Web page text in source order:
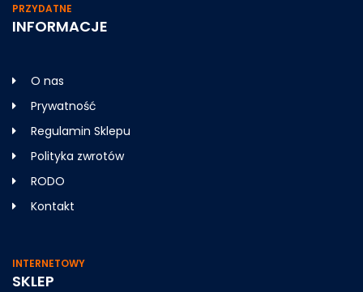
PRZYDATNE
INFORMACJE
O nas
Prywatność
Regulamin Sklepu
Polityka zwrotów
RODO
Kontakt
INTERNETOWY
SKLEP